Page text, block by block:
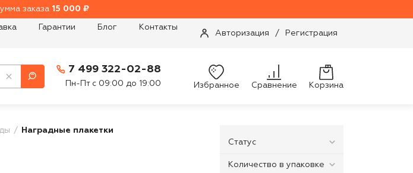
заказа 15 000 ₽
Гарантии Блог Контакты
Авторизация / Регистрация
7 499 322-02-88
Пн-Пт с 09:00 до 19:00 Избранное Сравнение Корзина
Наградные плакетки
Статус
Количество в упаковке